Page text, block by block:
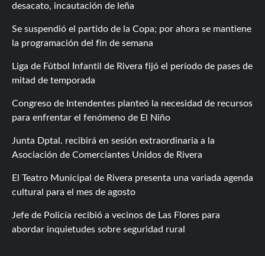
desacato, incautación de leña
Se suspendió el partido de la Copa; por ahora se mantiene
la programación del fin de semana
Liga de Fútbol Infantil de Rivera fijó el período de pases de
mitad de temporada
Congreso de Intendentes planteó la necesidad de recursos
para enfrentar el fenómeno de El Niño
Junta Dptal. recibirá en sesión extraordinaria a la
Asociación de Comerciantes Unidos de Rivera
El Teatro Municipal de Rivera presenta una variada agenda
cultural para el mes de agosto
Jefe de Policía recibió a vecinos de Las Flores para
abordar inquietudes sobre seguridad rural